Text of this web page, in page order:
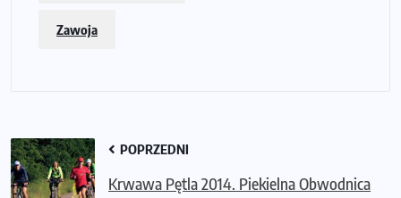
Zawoja
POPRZEDNI
Krwawa Pętla 2014. Piekielna Obwodnica